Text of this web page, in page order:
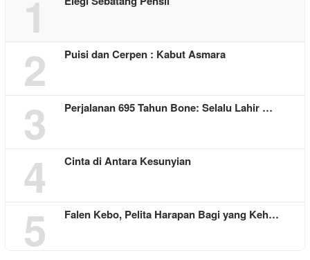
1
2 Puisi dan Cerpen : Kabut Asmara
3 Perjalanan 695 Tahun Bone: Selalu Lahir …
4 Cinta di Antara Kesunyian
5 Falen Kebo, Pelita Harapan Bagi yang Keh…